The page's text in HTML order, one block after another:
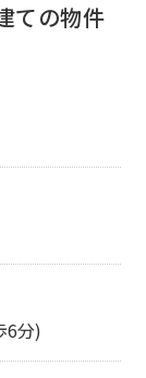
ての物件
6分)